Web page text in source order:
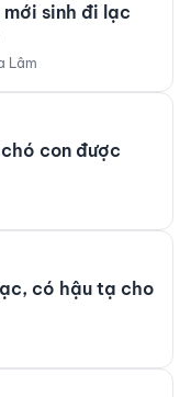
sinh đi lạc
Lâm
con được
có hậu tạ cho